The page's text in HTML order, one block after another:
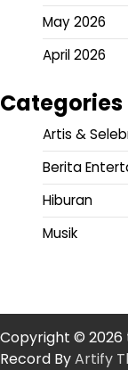
May 2026
April 2026
Categories
Artis &
Berita
Hiburan
Musik
Copyright © 2026
Record ByArtify